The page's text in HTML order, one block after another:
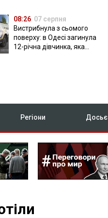
08:26 07 серпня
Вистрибнула з сьомого
поверху: в Одесі загинула
12-річна дівчинка, яка
Регіони Досьє